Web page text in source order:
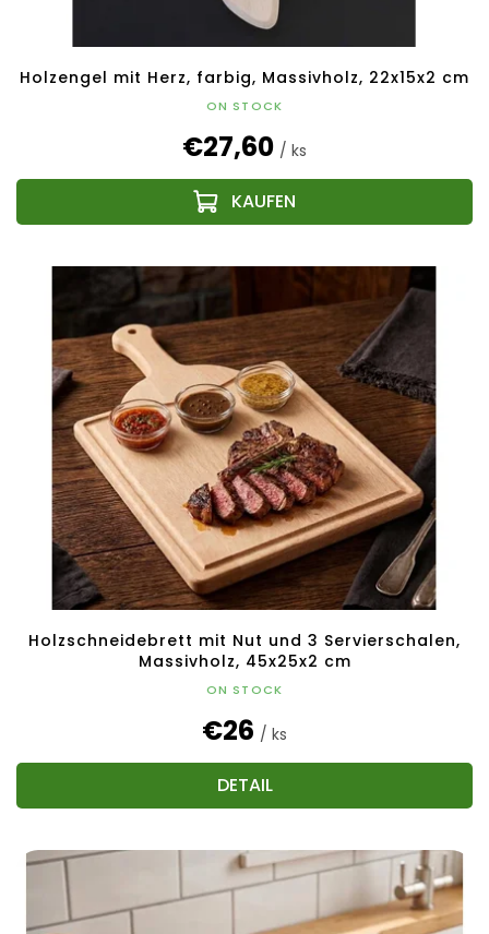
Holzengel mit Herz, farbig, Massivholz, 22x15x2 cm
ON STOCK
€27,60 / ks
Holzschneidebrett mit Nut und 3 Servierschalen,
Massivholz, 45x25x2 cm
ON STOCK
€26 / ks
DETAIL